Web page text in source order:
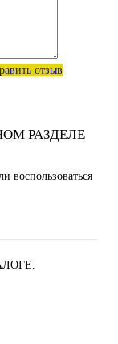
отзыв
РАЗДЕЛЕ
воспользоваться